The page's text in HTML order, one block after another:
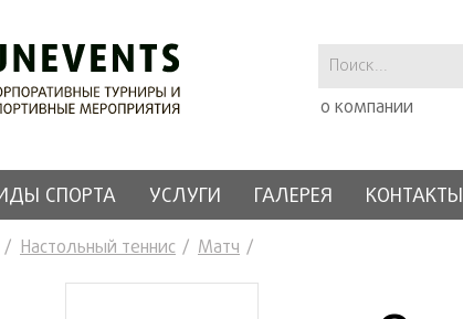
о компании
СПОРТА УСЛУГИ ГАЛЕРЕЯ КОНТАКТЫ
Настольный теннис Матч